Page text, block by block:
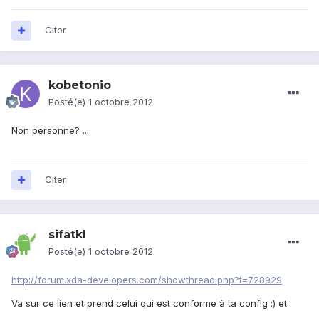
Citer
kobetonio
Posté(e) 1 octobre 2012
Non personne? ....
Citer
sifatkl
Posté(e) 1 octobre 2012
http://forum.xda-developers.com/showthread.php?t=728929
Va sur ce lien et prend celui qui est conforme à ta config :) et